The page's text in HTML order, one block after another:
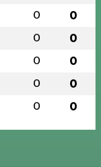
0 0
0 0
0 0
0 0
0 0